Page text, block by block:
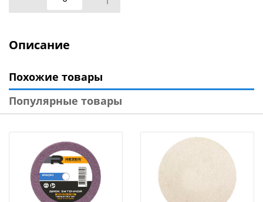
Описание
Похожие товары
Популярные товары